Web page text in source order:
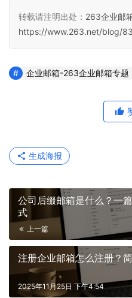
转载请注明出处： 263企业邮
https://www.263.net/blog/
企业邮箱-263企业邮箱专题
生成海报
公司后缀邮箱是什么？一
式
上一篇
注册企业邮箱怎么注册？
2025年11月25日 下午4:54